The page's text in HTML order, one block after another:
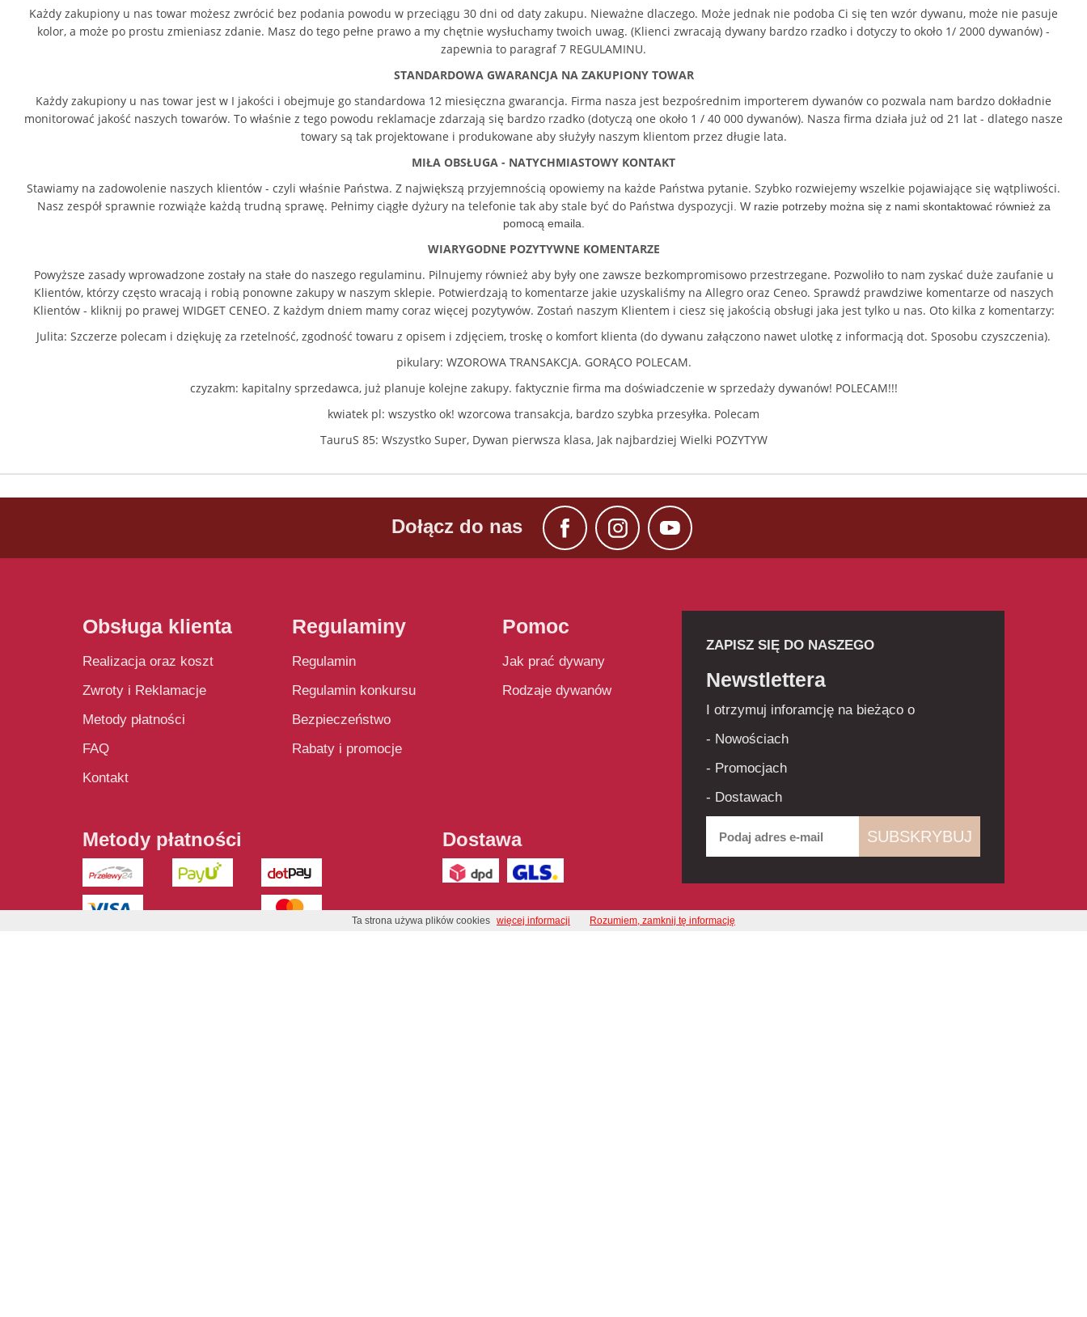
Każdy zakupiony u nas towar możesz zwrócić bez podania powodu w przeciągu 30 dni od daty zakupu. Nieważne dlaczego. Może jednak nie podoba Ci się ten wzór dywanu, może nie pasuje
kolor, a może po prostu zmieniasz zdanie. Masz do tego pełne prawo a my chętnie wysłuchamy twoich uwag. (Klienci zwracają dywany bardzo rzadko i dotyczy to około 1/ 2000 dywanów) -
zapewnia to paragraf 7 REGULAMINU.
STANDARDOWA GWARANCJA NA ZAKUPIONY TOWAR
Każdy zakupiony u nas towar jest w I jakości i obejmuje go standardowa 12 miesięczna gwarancja. Firma nasza jest bezpośrednim importerem dywanów co pozwala nam bardzo dokładnie
monitorować jakość naszych towarów. To właśnie z tego powodu reklamacje zdarzają się bardzo rzadko (dotyczą one około 1 / 40 000 dywanów). Nasza firma działa już od 21 lat - dlatego nasze
towary są tak projektowane i produkowane aby służyły naszym klientom przez długie lata.
MIŁA OBSŁUGA - NATYCHMIASTOWY KONTAKT
Stawiamy na zadowolenie naszych klientów - czyli właśnie Państwa. Z największą przyjemnością opowiemy na każde Państwa pytanie. Szybko rozwiejemy wszelkie pojawiające się wątpliwości.
Nasz zespół sprawnie rozwiąże każdą trudną sprawę. Pełnimy ciągłe dyżury na telefonie tak aby stale być do Państwa dyspozycji. W razie potrzeby można się z nami skontaktować również za
pomocą emaila.
WIARYGODNE POZYTYWNE KOMENTARZE
Powyższe zasady wprowadzone zostały na stałe do naszego regulaminu. Pilnujemy również aby były one zawsze bezkompromisowo przestrzegane. Pozwoliło to nam zyskać duże zaufanie u
Klientów, którzy często wracają i robią ponowne zakupy w naszym sklepie. Potwierdzają to komentarze jakie uzyskaliśmy na Allegro oraz Ceneo. Sprawdź prawdziwe komentarze od naszych
Klientów - kliknij po prawej WIDGET CENEO. Z każdym dniem mamy coraz więcej pozytywów. Zostań naszym Klientem i ciesz się jakością obsługi jaka jest tylko u nas. Oto kilka z komentarzy:
Julita: Szczerze polecam i dziękuję za rzetelność, zgodność towaru z opisem i zdjęciem, troskę o komfort klienta (do dywanu załączono nawet ulotkę z informacją dot. Sposobu czyszczenia).
pikulary: WZOROWA TRANSAKCJA. GORĄCO POLECAM.
czyzakm: kapitalny sprzedawca, już planuje kolejne zakupy. faktycznie firma ma doświadczenie w sprzedaży dywanów! POLECAM!!!
kwiatek pl: wszystko ok! wzorcowa transakcja, bardzo szybka przesyłka. Polecam
TauruS 85: Wszystko Super, Dywan pierwsza klasa, Jak najbardziej Wielki POZYTYW
Dołącz do nas
Obsługa klienta
Realizacja oraz koszt
Zwroty i Reklamacje
Metody płatności
FAQ
Kontakt
Regulaminy
Regulamin
Regulamin konkursu
Bezpieczeństwo
Rabaty i promocje
Pomoc
Jak prać dywany
Rodzaje dywanów
Metody płatności Dostawa
ZAPISZ SIĘ DO NASZEGO
Newstlettera
I otrzymuj inforamcję na bieżąco o
- Nowościach
- Promocjach
- Dostawach
SUBSKRYBUJ
Ta strona używa plików cookies więcej informacji Rozumiem, zamknij tę informację